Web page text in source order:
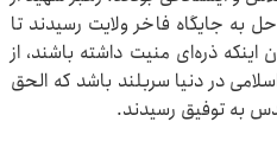
به جایگاه فاخر ولایت رسیدند تا
ذره‌ای منیت داشته باشند، از
در دنیا سربلند باشد که الحق
به توفیق رسیدند.